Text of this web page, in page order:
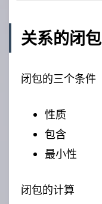
关系的闭包
闭包的三个条件
性质
包含
最小性
闭包的计算